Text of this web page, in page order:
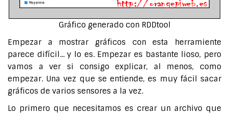
Gráfico generado con RDDtool
Empezar a mostrar gráficos con esta herramiente
parece difícil... y lo es. Empezar es bastante lioso, pero
vamos a ver si consigo explicar, al menos, como
empezar. Una vez que se entiende, es muy fácil sacar
gráficos de varios sensores a la vez.
Lo primero que necesitamos es crear un archivo que